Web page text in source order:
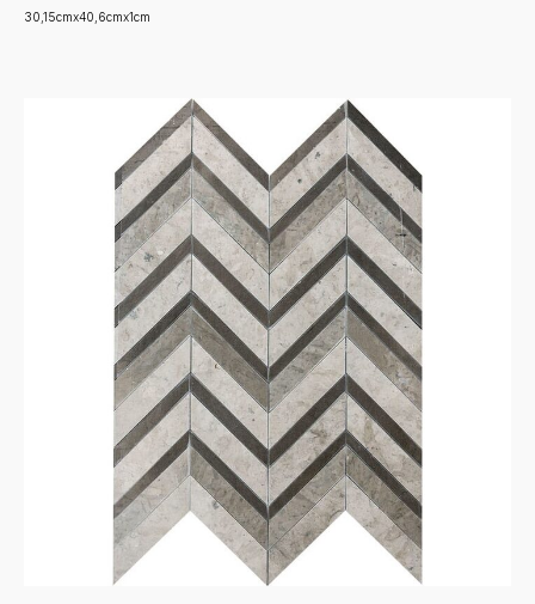
30,15cmx40,6cmx1cm